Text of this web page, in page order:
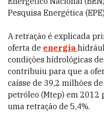
Pesquisa Energética
A retração é explicada
oferta de energia
condições hidrológicas
contribuiu para que a
caísse de 39,2 milhões
petróleo (Mtep) em 2012
uma retração de 5,4%.